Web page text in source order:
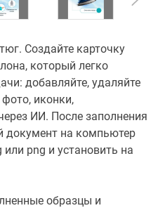
Создайте карточку
который легко
добавляйте, удаляйте
иконки,
ИИ. После заполнения
документ на компьютер
png и установить на
образцы и